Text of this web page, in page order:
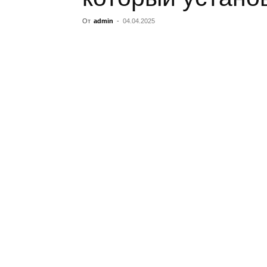
От admin - 04.04.2025